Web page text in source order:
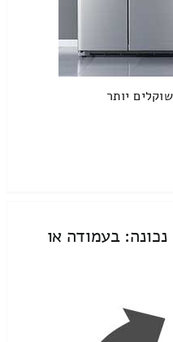
יותר
בעמודה או